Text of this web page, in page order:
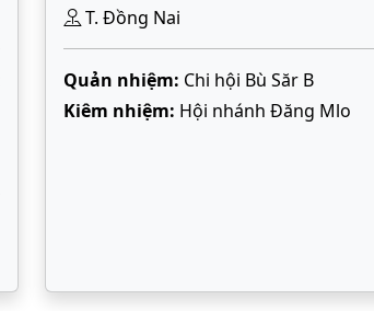
T. Đồng Nai
Quản nhiệm: Chi hội Bù Săr B
Kiêm nhiệm: Hội nhánh Đăng Mlo